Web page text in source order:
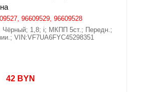
96609529, 96609528
Чёрный; 1,8; i; МКПП 5ст.; Передн.;
VIN:VF7UA6FYC45298351
42 BYN